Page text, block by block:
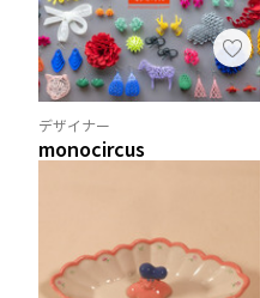
デザイナー
monocircus